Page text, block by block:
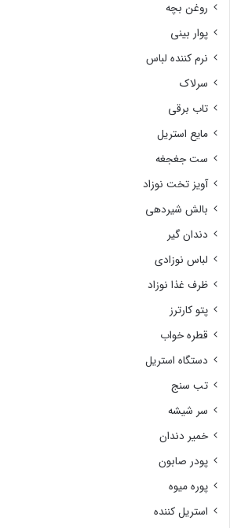
روغن بچه
پوار بینی
نرم کننده لباس
سرلاک
تاب برقی
مایع استریل
ست جغجغه
آویز تخت نوزاد
بالش شیردهی
دندان گیر
لباس نوزادی
ظرف غذا نوزاد
پتو کارترز
قطره خواب
دستگاه استریل
تب سنج
سر شیشه
خمیر دندان
پودر صابون
پوره میوه
استریل کننده